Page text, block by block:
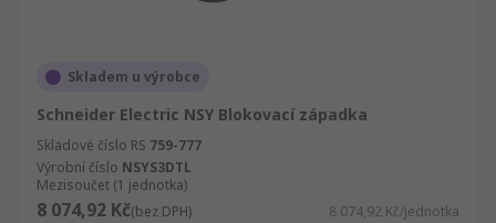
Skladem u výrobce
Schneider Electric NSY Blokovací západka
Skladové číslo RS 759-777
Výrobní číslo NSYS3DTL
Mezisoučet (1 jednotka)
8 074,92 Kč(bez DPH) 8 074,92 Kč/jednotka